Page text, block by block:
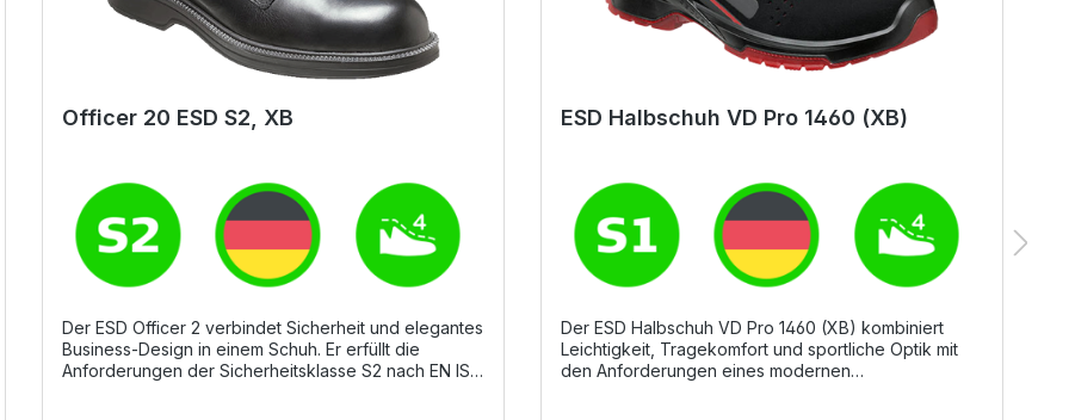
Officer 20 ESD S2, XB
Der ESD Officer 2 verbindet Sicherheit und elegantes
Business-Design in einem Schuh. Er erfüllt die
Anforderungen der Sicherheitsklasse S2 nach EN ISO
ESD Halbschuh VD Pro 1460 (XB)
Der ESD Halbschuh VD Pro 1460 (XB) kombiniert
Leichtigkeit, Tragekomfort und sportliche Optik mit
den Anforderungen eines modernen